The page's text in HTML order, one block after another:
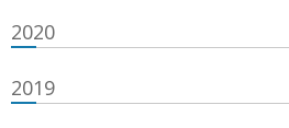
2020
2019